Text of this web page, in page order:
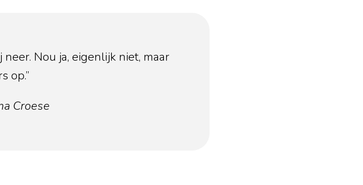
Nou ja, eigenlijk niet, maar
op.”
Croese